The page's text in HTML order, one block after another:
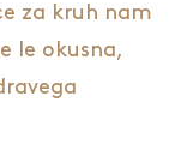
za kruh nam
le okusna,